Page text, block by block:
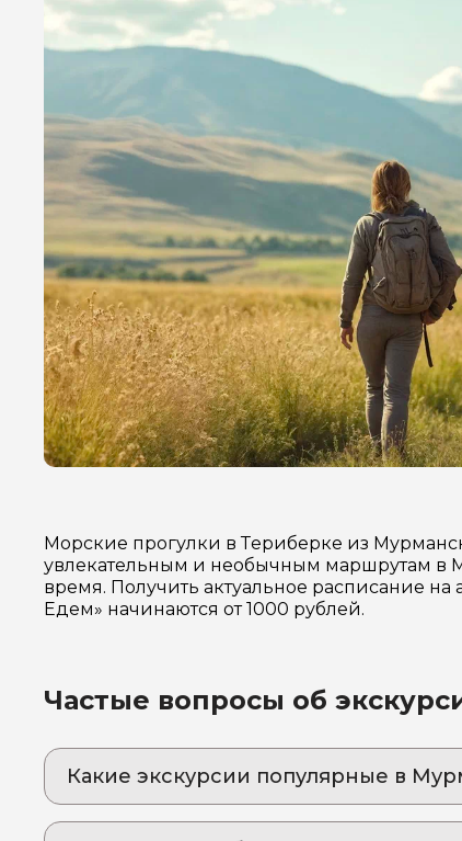
Морские прогулки в Териберке из
увлекательным и необычным маршрутам в
время. Получить актуальное расписание
Едем» начинаются от 1000 рублей.
Частые вопросы об
Какие экскурсии популярные в